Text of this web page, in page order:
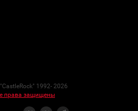
1992- 2026
права защищены